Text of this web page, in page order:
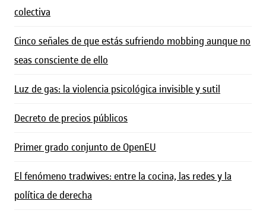
colectiva
Cinco señales de que estás sufriendo mobbing aunque no
seas consciente de ello
Luz de gas: la violencia psicológica invisible y sutil
Decreto de precios públicos
Primer grado conjunto de OpenEU
El fenómeno tradwives: entre la cocina, las redes y la
política de derecha